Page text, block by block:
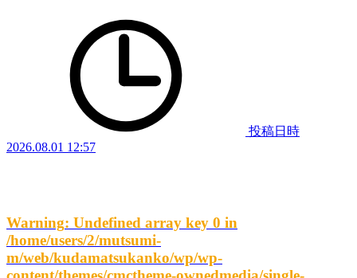
投稿日時
2026.08.01 12:57
Warning: Undefined array key 0 in
/home/users/2/mutsumi-
m/web/kudamatsukanko/wp/wp-